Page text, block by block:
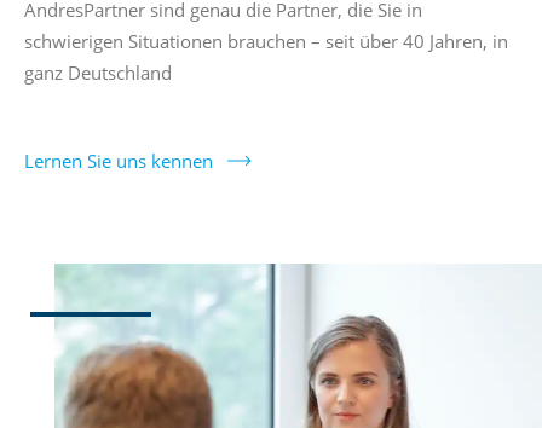
AndresPartner sind genau die Partner, die Sie in
schwierigen Situationen brauchen – seit über 40 Jahren, in
ganz Deutschland
Lernen Sie uns kennen